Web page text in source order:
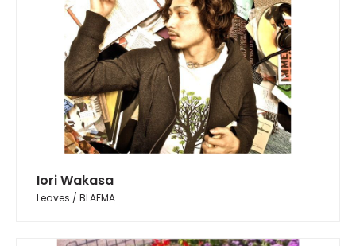
Iori Wakasa
Leaves / BLAFMA